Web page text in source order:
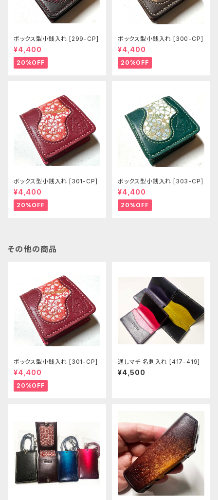
ボックス型小銭入れ [299-CP]
¥4,400
20%OFF
ボックス型小銭入れ [300-CP]
¥4,400
20%OFF
ボックス型小銭入れ [301-CP]
¥4,400
20%OFF
ボックス型小銭入れ [303-CP]
¥4,400
20%OFF
その他の商品
ボックス型小銭入れ [301-CP]
¥4,400
20%OFF
通しマチ 名刺入れ [417-419]
¥4,500